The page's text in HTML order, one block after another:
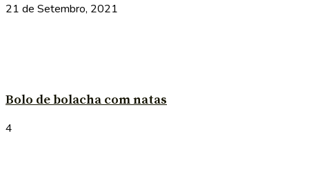
21 de Setembro, 2021
Bolo de bolacha com natas
4